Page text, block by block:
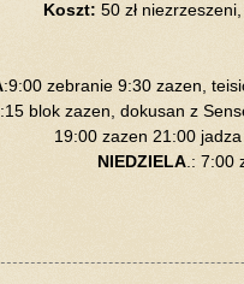
Koszt: 50 zł
:9:00 zebranie 9:30 zazen,
blok zazen, dokusan z
19:00 zazen 21:00
NIEDZIELA.: 7:00